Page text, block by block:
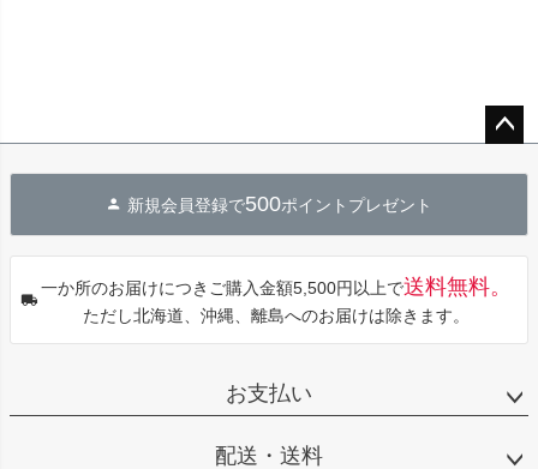
へ
新規会員登録で500ポイントプレゼント
一か所のお届けにつきご購入金額5,500円以上で送料無料。
ただし北海道、沖縄、離島へのお届けは除きます。
お支払い
配送・送料